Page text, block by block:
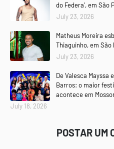
do Federa', em São
July 23, 2026
Matheus Moreira
Thiaguinho, em São
July 23, 2026
De Valesca Mayssa
Barros: o maior
acontece em
July 18, 2026
POSTAR UM